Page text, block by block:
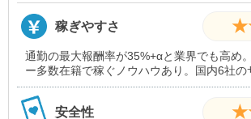
稼ぎやすさ
通勤の最大報酬率が35%+αと業界でも高め
ー多数在籍で稼ぐノウハウあり。国内6社の
安全性